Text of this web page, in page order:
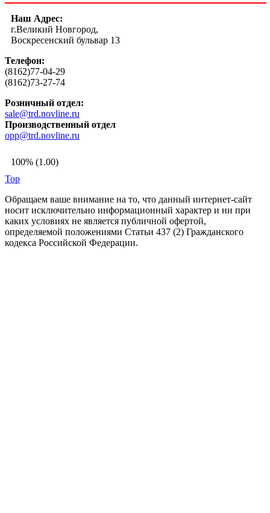
Наш Адрес:
г.Великий Новгород,
Воскресенский бульвар 13
Телефон:
(8162)77-04-29
(8162)73-27-74
Розничный отдел:
sale@trd.novline.ru
Производственный отдел
opp@trd.novline.ru
100% (1.00)
Top
Обращаем ваше внимание на то, что данный интернет-сайт
носит исключительно информационный характер и ни при
каких условиях не является публичной офертой,
определяемой положениями Статьи 437 (2) Гражданского
кодекса Российской Федерации.